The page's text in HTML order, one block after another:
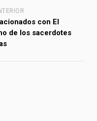
con El
de los sacerdotes